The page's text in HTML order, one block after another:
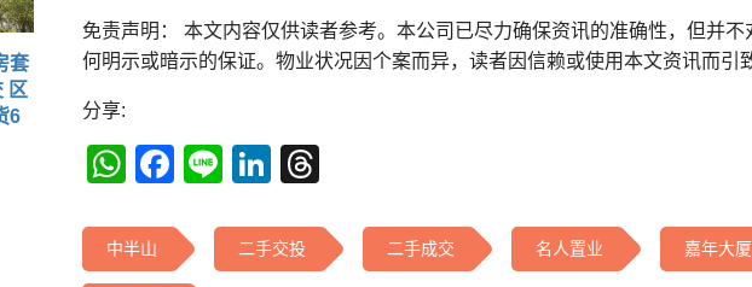
套
区
6
免责声明： 本文内容仅供读者参考。本公司已尽力确保资讯的准确性，但并
何明示或暗示的保证。物业状况因个案而异，读者因信赖或使用本文资讯而引
分享:
WhatsApp
Facebook
LineLinkedIn
中半山 二手交投 二手成交 名人置业 嘉年大厦